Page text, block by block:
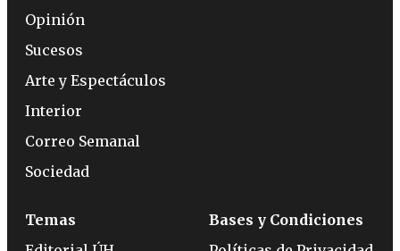
Opinión
Sucesos
Arte y Espectáculos
Interior
Correo Semanal
Sociedad
Temas
Bases y Condiciones